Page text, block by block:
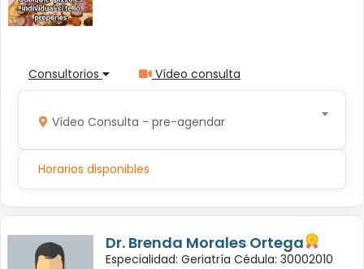
Consultorios Vídeo consulta
Vídeo Consulta - pre-agendar
Horarios disponibles
Dr. Brenda Morales Ortega
Especialidad: Geriatría Cédula: 30002010